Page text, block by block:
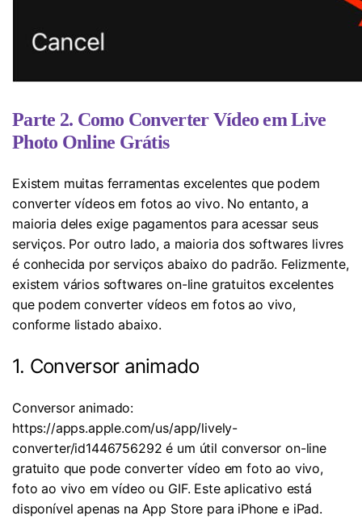
Parte 2. Como Converter Vídeo em Live
Photo Online Grátis
Existem muitas ferramentas excelentes que podem
converter vídeos em fotos ao vivo. No entanto, a
maioria deles exige pagamentos para acessar seus
serviços. Por outro lado, a maioria dos softwares livres
é conhecida por serviços abaixo do padrão. Felizmente,
existem vários softwares on-line gratuitos excelentes
que podem converter vídeos em fotos ao vivo,
conforme listado abaixo.
1. Conversor animado
Conversor animado:
https://apps.apple.com/us/app/lively-
converter/id1446756292 é um útil conversor on-line
gratuito que pode converter vídeo em foto ao vivo,
foto ao vivo em vídeo ou GIF. Este aplicativo está
disponível apenas na App Store para iPhone e iPad.